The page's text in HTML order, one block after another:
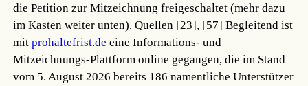
die Petition zur Mitzeichnung freigeschaltet (mehr dazu
im Kasten weiter unten).Quellen [23], [57] Begleitend ist
mitprohaltefrist.de eine Informations- und
Mitzeichnungs-Plattform online gegangen, die im Stand
vom 5. August 2026 bereits 186 namentliche Unterstützer